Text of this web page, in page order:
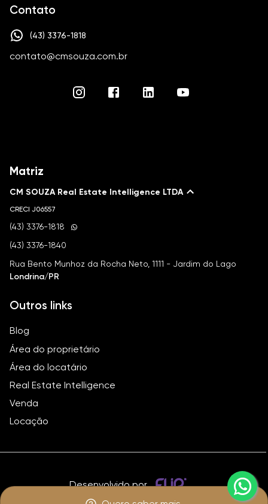
Contato
(43) 3376-1818
contato@cmsouza.com.br
Matriz
CM SOUZA Real Estate Intelligence LTDA
CRECI J06557
(43) 3376-1818
(43) 3376-1840
Rua Bento Munhoz da Rocha Neto, 1111 - Jardim do Lago
Londrina/PR
Outros links
Blog
Área do proprietário
Área do locatário
Real Estate Intelligence
Venda
Locação
Desenvolvido por